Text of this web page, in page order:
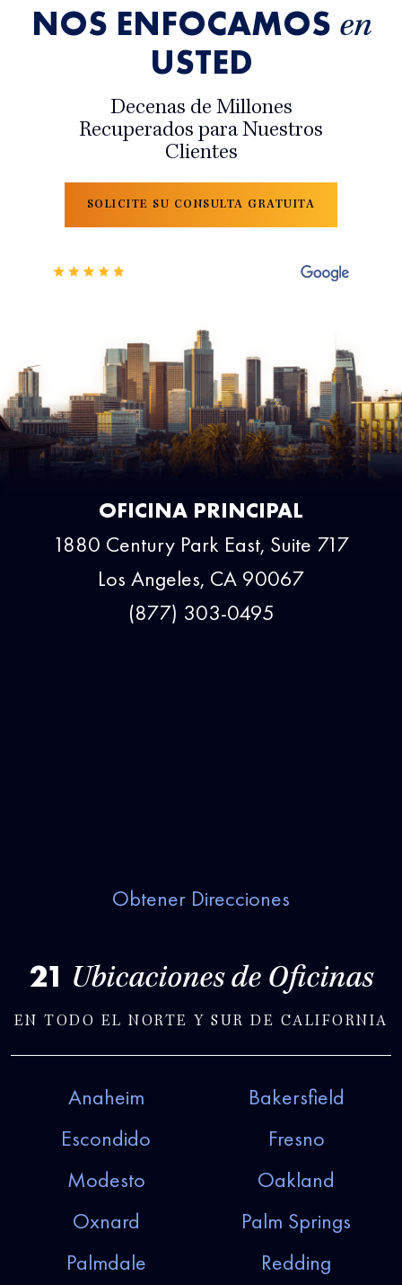
NOS ENFOCAMOS en
USTED
Decenas de Millones
Recuperados para Nuestros
Clientes
SOLICITE SU CONSULTA GRATUITA
OFICINA PRINCIPAL
1880 Century Park East, Suite 717
Los Angeles, CA 90067
(877) 303-0495
Obtener Direcciones
21 Ubicaciones de Oficinas
EN TODO EL NORTE Y SUR DE CALIFORNIA
Anaheim
Bakersfield
Escondido
Fresno
Modesto
Oakland
Oxnard
Palm Springs
Palmdale
Redding